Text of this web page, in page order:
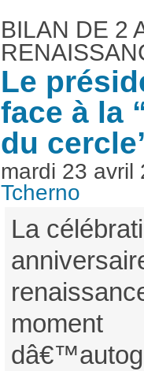
BILAN DE 2
Le
face à la
du
mardi 23
Tcherno
La
moment